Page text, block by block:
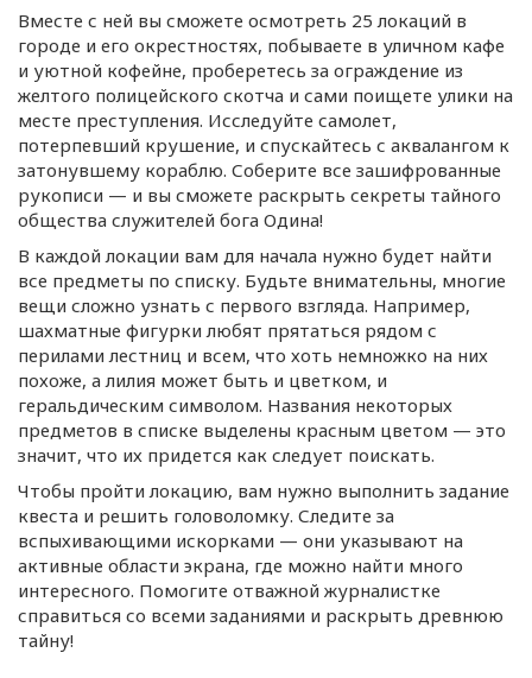
Вместе с ней вы сможете осмотреть 25 локаций в
городе и его окрестностях, побываете в уличном кафе
и уютной кофейне, проберетесь за ограждение из
желтого полицейского скотча и сами поищете улики на
месте преступления. Исследуйте самолет,
потерпевший крушение, и спускайтесь с аквалангом к
затонувшему кораблю. Соберите все зашифрованные
рукописи — и вы сможете раскрыть секреты тайного
общества служителей бога Одина!
В каждой локации вам для начала нужно будет найти
все предметы по списку. Будьте внимательны, многие
вещи сложно узнать с первого взгляда. Например,
шахматные фигурки любят прятаться рядом с
перилами лестниц и всем, что хоть немножко на них
похоже, а лилия может быть и цветком, и
геральдическим символом. Названия некоторых
предметов в списке выделены красным цветом — это
значит, что их придется как следует поискать.
Чтобы пройти локацию, вам нужно выполнить задание
квеста и решить головоломку. Следите за
вспыхивающими искорками — они указывают на
активные области экрана, где можно найти много
интересного. Помогите отважной журналистке
справиться со всеми заданиями и раскрыть древнюю
тайну!